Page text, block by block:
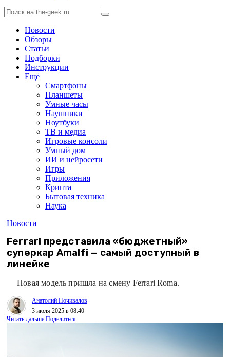
Новости
Обзоры
Статьи
Подборки
Инструкции
Ещё
Смартфоны
Планшеты
Умные часы
Наушники
Ноутбуки
ТВ и медиа
Игровые консоли
Умный дом
ИИ и нейросети
Игры
Приложения
Крипта
Бытовая техника
Наука
Новости
Ferrari представила «бюджетный»
суперкар Amalfi — самый доступный в
линейке
Новая модель пришла на смену Ferrari Roma.
Анатолий Почивалов
3 июля 2025 в 08:40
Читать дальше Поделиться